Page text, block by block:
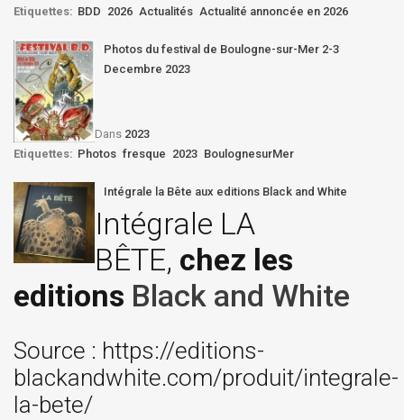
Etiquettes: BDD 2026 Actualités Actualité annoncée en 2026
Photos du festival de Boulogne-sur-Mer 2-3
Decembre 2023
Dans 2023
Etiquettes: Photos fresque 2023 BoulognesurMer
Intégrale la Bête aux editions Black and White
Intégrale LA
BÊTE, chez les
editions Black and White
Source : https://editions-
blackandwhite.com/produit/integrale-
la-bete/